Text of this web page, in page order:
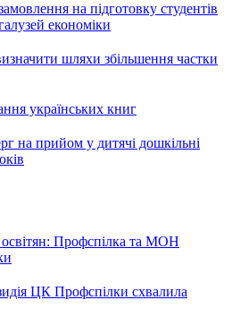
на підготовку студентів
економіки
шляхи збільшення частки
українських книг
на прийом у дитячі дошкільні
Профспілка та МОН
ЦК Профспілки схвалила